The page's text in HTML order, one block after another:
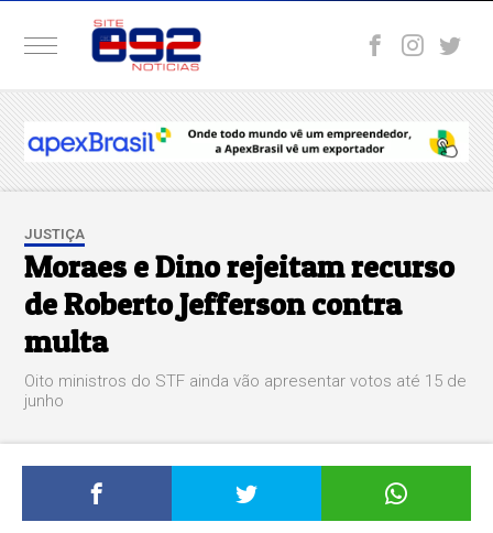
JUSTIÇA
Moraes e Dino rejeitam recurso
de Roberto Jefferson contra
multa
Oito ministros do STF ainda vão apresentar votos até 15 de
junho